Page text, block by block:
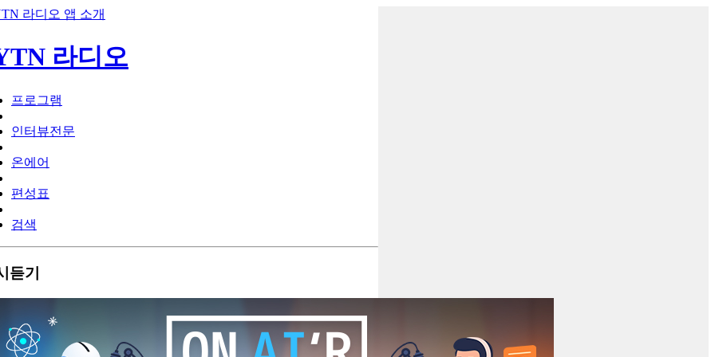
프로그램
인터뷰전문
온에어
편성표
검색
듣기